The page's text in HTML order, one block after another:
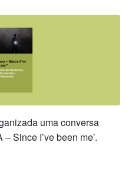
uma conversa
Since I’ve been me’.